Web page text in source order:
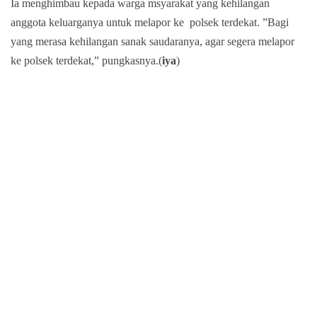
Ia menghimbau kepada warga msyarakat yang kehilangan
anggota keluarganya untuk melapor ke polsek terdekat. ”Bagi
yang merasa kehilangan sanak saudaranya, agar segera melapor
ke polsek terdekat,” pungkasnya.(iya)